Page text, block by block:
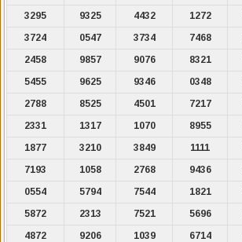
3295
9325 4432 1272
3724
0547 3734 7468
2458
9857 9076 8321
5455
9625 9346 0348
2788
8525 4501 7217
2331
1317 1070 8955
1877
3210 3849 1111
7193
1058 2768 9436
0554
5794 7544 1821
5872
2313 7521 5696
4872
9206 1039 6714